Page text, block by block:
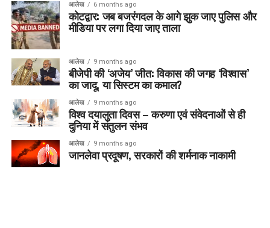
आलेख 6 months ago
कोटद्वार: जब बजरंगदल के आगे झुक जाए पुलिस और
मीडिया पर लगा दिया जाए ताला
आलेख 9 months ago
बीजेपी की ‘अजेय’ जीत: विकास की जगह ‘विश्वास’
का जादू, या सिस्टम का कमाल?
आलेख 9 months ago
विश्व दयालुता दिवस – करुणा एवं संवेदनाओं से ही
दुनिया में संतुलन संभव
आलेख 9 months ago
जानलेवा प्रदूषण, सरकारों की शर्मनाक नाकामी